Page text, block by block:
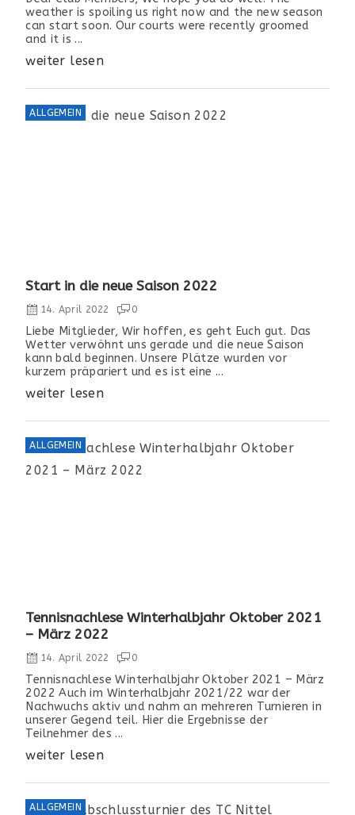
weather is spoiling us right now and the new season
can start soon. Our courts were recently groomed
and it is ...
weiter lesen
ALLGEMEIN
Start in die neue Saison 2022
14. April 2022 0
Liebe Mitglieder, Wir hoffen, es geht Euch gut. Das
Wetter verwöhnt uns gerade und die neue Saison
kann bald beginnen. Unsere Plätze wurden vor
kurzem präpariert und es ist eine ...
weiter lesen
ALLGEMEIN
Tennisnachlese Winterhalbjahr Oktober 2021
– März 2022
14. April 2022 0
Tennisnachlese Winterhalbjahr Oktober 2021 – März
2022 Auch im Winterhalbjahr 2021/22 war der
Nachwuchs aktiv und nahm an mehreren Turnieren in
unserer Gegend teil. Hier die Ergebnisse der
Teilnehmer des ...
weiter lesen
ALLGEMEIN